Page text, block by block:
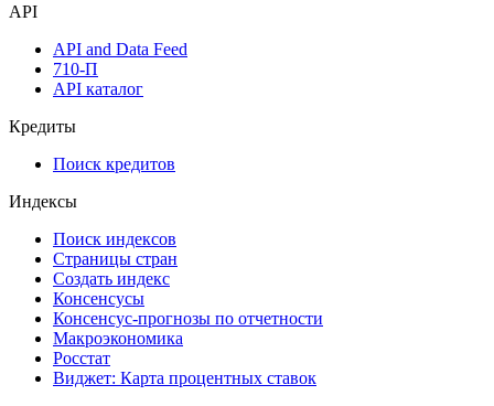
API
API and Data Feed
710-П
API каталог
Кредиты
Поиск кредитов
Индексы
Поиск индексов
Страницы стран
Создать индекс
Консенсусы
Консенсус-прогнозы по отчетности
Макроэкономика
Росстат
Виджет: Карта процентных ставок